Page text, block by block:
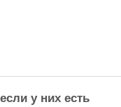
у них есть